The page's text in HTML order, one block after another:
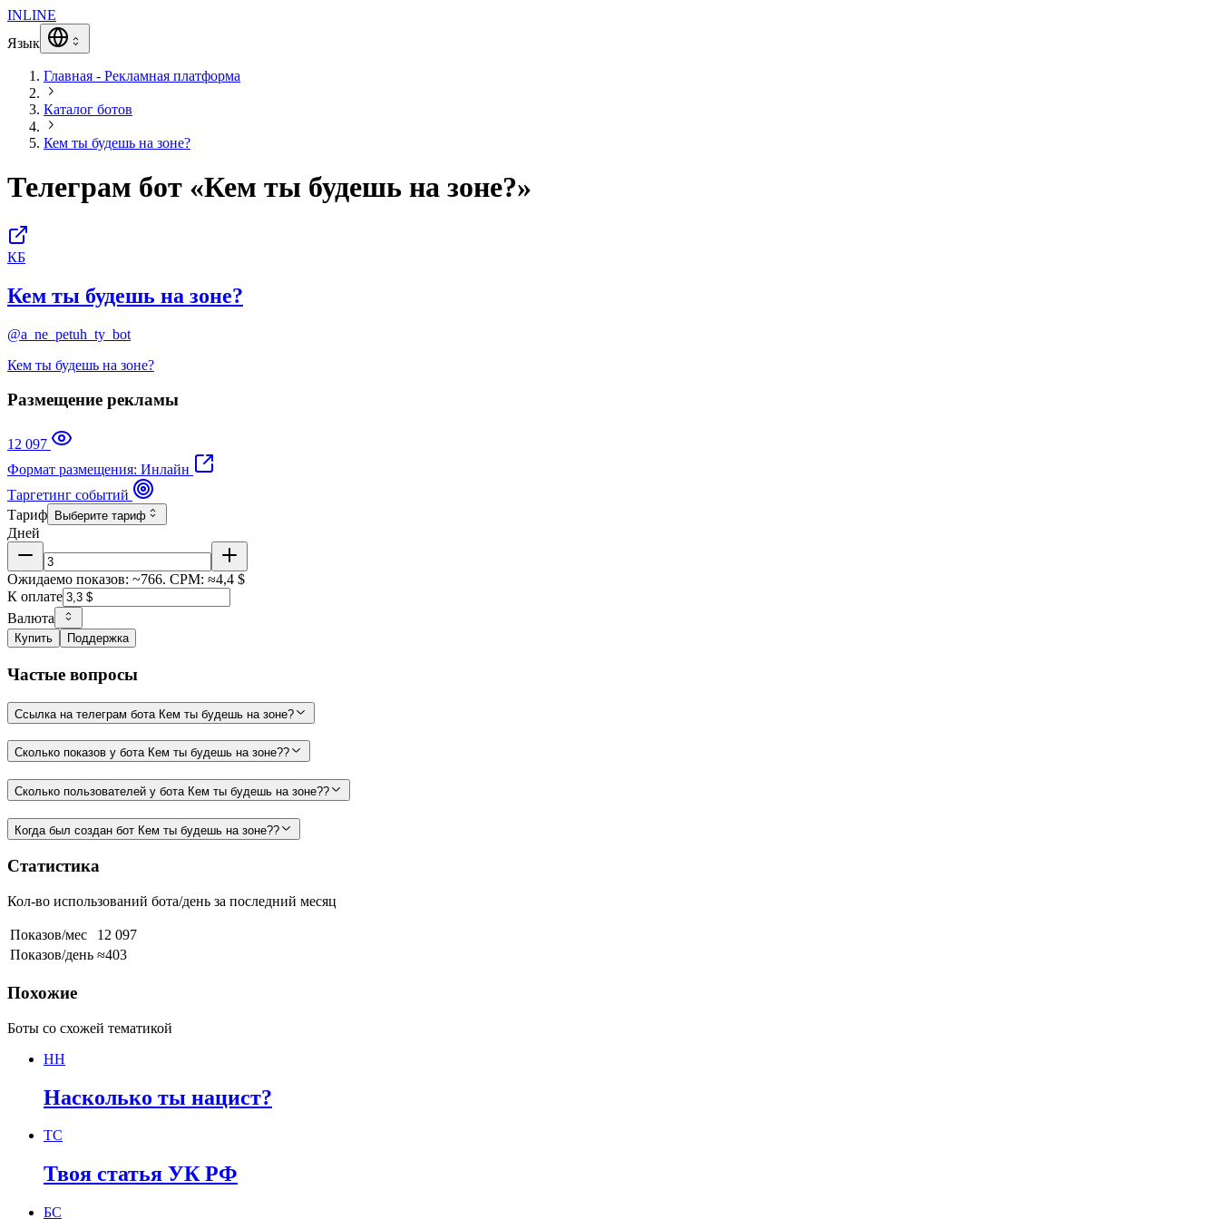
INLINE
Язык
Главная - Рекламная платформа
Каталог ботов
Кем ты будешь на зоне?
Телеграм бот «Кем ты будешь на зоне?»
КБ
Кем ты будешь на зоне?
@a_ne_petuh_ty_bot
Кем ты будешь на зоне?
Размещение рекламы
12 097
Формат размещения: Инлайн
Таргетинг событий
Тариф
Выберите тариф
Дней
Ожидаемо показов: ~766. CPM: ≈4,4 $
К оплате
Валюта
Купить Поддержка
Частые вопросы
Ссылка на телеграм бота Кем ты будешь на зоне?
Сколько показов у бота Кем ты будешь на зоне??
Сколько пользователей у бота Кем ты будешь на зоне??
Когда был создан бот Кем ты будешь на зоне??
Статистика
Кол-во использований бота/день за последний месяц
Показов/мес
12 097
Показов/день ≈403
Похожие
Боты со схожей тематикой
НН
Насколько ты нацист?
ТС
Твоя статья УК РФ
БС